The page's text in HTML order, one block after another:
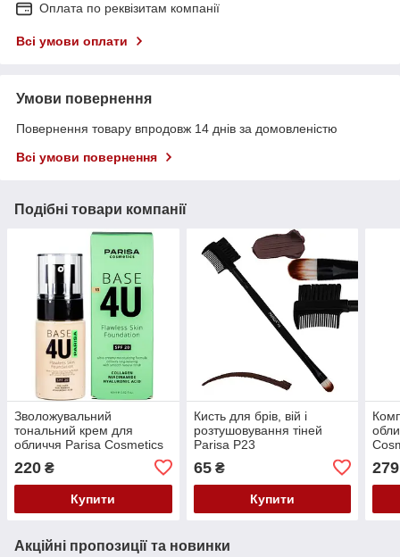
Оплата по реквізитам компанії
Всі умови оплати
Умови повернення
Повернення товару впродовж 14 днів за домовленістю
Всі умови повернення
Подібні товари компанії
Зволожувальний
тональний крем для
обличчя Parisa Cosmetics
Skin Foundation SPF 20
No13 Light Beige 60 мл
220 ₴
Купити
Кисть для брів, вій і
розтушовування тіней
Parisa P23
65₴
Купити
Me"
279
Акційні пропозиції та новинки